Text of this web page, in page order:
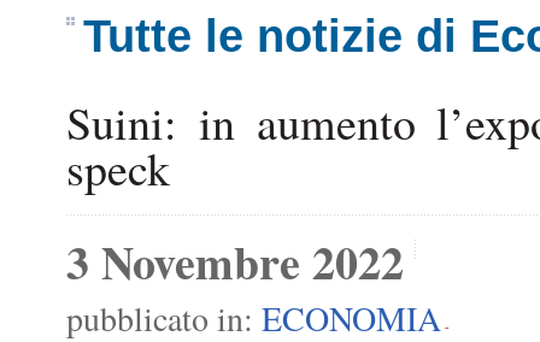
Tutte le notizie di
Suini: in aumento
speck
3 Novembre 2022
pubblicato in: ECONOMIA -